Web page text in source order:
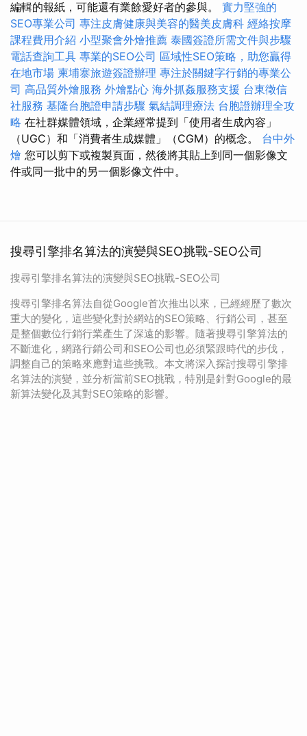
編輯的報紙，可能還有業餘愛好者的參與。 實力堅強的
SEO專業公司 專注皮膚健康與美容的醫美皮膚科 經絡按摩
課程費用介紹 小型聚會外燴推薦 泰國簽證所需文件與步驟
電話查詢工具 專業的SEO公司 區域性SEO策略，助您贏得
在地市場 柬埔寨旅遊簽證辦理 專注於關鍵字行銷的專業公
司 高品質外燴服務 外燴點心 海外抓姦服務支援 台東徵信
社服務 基隆台胞證申請步驟 氣結調理療法 台胞證辦理全攻
略 在社群媒體領域，企業經常提到「使用者生成內容」
（UGC）和「消費者生成媒體」（CGM）的概念。 台中外
燴 您可以剪下或複製頁面，然後將其貼上到同一個影像文
件或同一批中的另一個影像文件中。
搜尋引擎排名算法的演變與SEO挑戰-SEO公司
搜尋引擎排名算法的演變與SEO挑戰-SEO公司
搜尋引擎排名算法自從Google首次推出以來，已經經歷了數次
重大的變化，這些變化對於網站的SEO策略、行銷公司，甚至
是整個數位行銷行業產生了深遠的影響。隨著搜尋引擎算法的
不斷進化，網路行銷公司和SEO公司也必須緊跟時代的步伐，
調整自己的策略來應對這些挑戰。本文將深入探討搜尋引擎排
名算法的演變，並分析當前SEO挑戰，特別是針對Google的最
新算法變化及其對SEO策略的影響。